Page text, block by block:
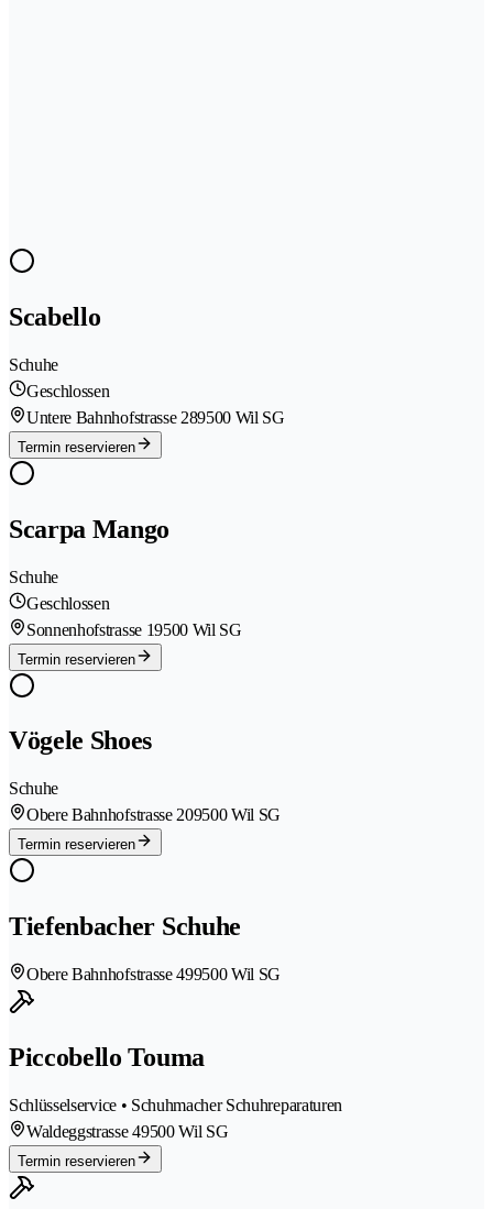
Scabello
Schuhe
Geschlossen
Untere Bahnhofstrasse 289500 Wil SG
Termin reservieren
Scarpa Mango
Schuhe
Geschlossen
Sonnenhofstrasse 19500 Wil SG
Termin reservieren
Vögele Shoes
Schuhe
Obere Bahnhofstrasse 209500 Wil SG
Termin reservieren
Tiefenbacher Schuhe
Obere Bahnhofstrasse 499500 Wil SG
Piccobello Touma
Schlüsselservice • Schuhmacher Schuhreparaturen
Waldeggstrasse 49500 Wil SG
Termin reservieren